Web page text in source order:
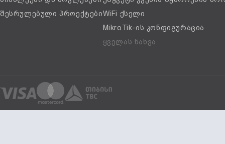
შესრულებული პროექტებიWiFi ქსელი
MikroTik-ის კონფიგურაცია
ყველას ნახვა